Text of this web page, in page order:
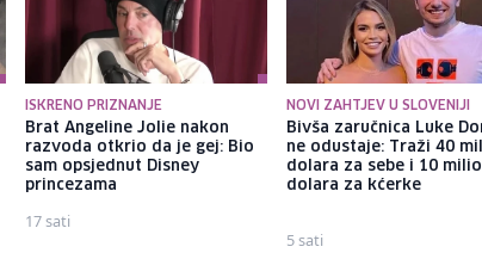
ISKRENO PRIZNANJE
Brat Angeline Jolie nakon
razvoda otkrio da je gej: Bio
sam opsjednut Disney
princezama
17 sati
NOVI ZAHTJEV U SLOVENIJI
Bivša zaručnica Luke
ne odustaje: Traži 40
dolara za sebe i 10
dolara za kćerke
5 sati